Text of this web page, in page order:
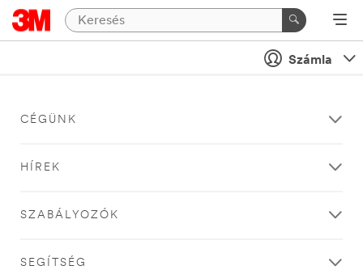
Számla
CÉGÜNK
HÍREK
SZABÁLYOZÓK
SEGÍTSÉG